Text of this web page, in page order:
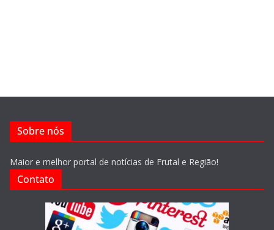
Sobre nós
Maior e melhor portal de notícias de Frutal e Região!
Contato